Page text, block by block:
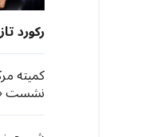
رکورد
کمیته
نشست
خود»